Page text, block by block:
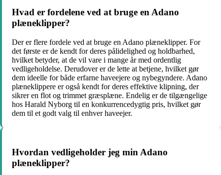
Hvad er fordelene ved at bruge en Adano
plæneklipper?
Der er flere fordele ved at bruge en Adano plæneklipper. For
det første er de kendt for deres pålidelighed og holdbarhed,
hvilket betyder, at de vil vare i mange år med ordentlig
vedligeholdelse. Derudover er de lette at betjene, hvilket gør
dem ideelle for både erfarne haveejere og nybegyndere. Adano
plæneklippere er også kendt for deres effektive klipning, der
sikrer en flot og trimmet græsplæne. Endelig er de tilgængelige
hos Harald Nyborg til en konkurrencedygtig pris, hvilket gør
dem til et godt valg til enhver haveejer.
Hvordan vedligeholder jeg min Adano
plæneklipper?